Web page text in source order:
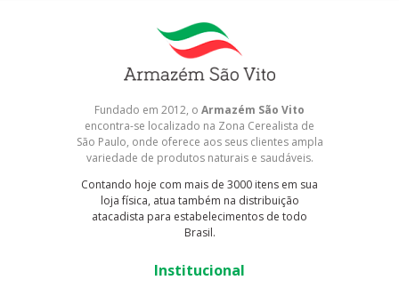
Fundado em 2012, o Armazém São Vito
encontra-se localizado na Zona Cerealista de
São Paulo, onde oferece aos seus clientes ampla
variedade de produtos naturais e saudáveis.
Contando hoje com mais de 3000 itens em sua
loja física, atua também na distribuição
atacadista para estabelecimentos de todo
Brasil.
Institucional